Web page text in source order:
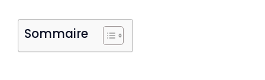
Sommaire